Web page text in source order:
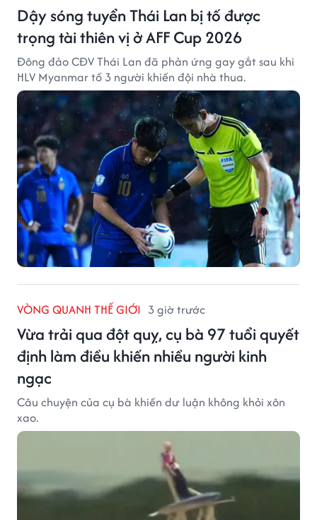
Dậy sóng tuyển Thái Lan bị tố được
trọng tài thiên vị ở AFF Cup 2026
Đông đảo CĐV Thái Lan đã phản ứng gay gắt sau khi
HLV Myanmar tố 3 người khiến đội nhà thua.
VÒNG QUANH THẾ GIỚI 3 giờ trước
Vừa trải qua đột quỵ, cụ bà 97 tuổi quyết
định làm điều khiến nhiều người kinh
ngạc
Câu chuyện của cụ bà khiến dư luận không khỏi xôn
xao.